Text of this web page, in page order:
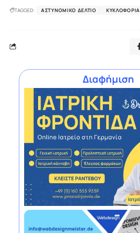
TAGGED: ΑΣΤΥΝΟΜΙΚΌ ΔΕΛΤΊΟ ΚΥΚΛΟΦΟΡΊΑ
Διαφήμιση